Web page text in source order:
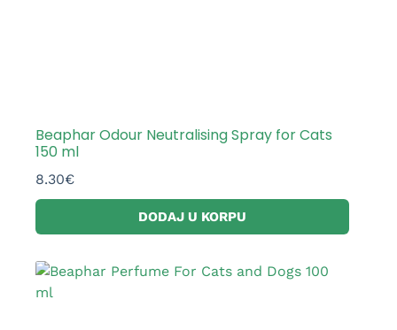
Beaphar Odour Neutralising Spray for Cats
150 ml
8.30€
DODAJ U KORPU